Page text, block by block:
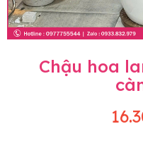
Chậu hoa